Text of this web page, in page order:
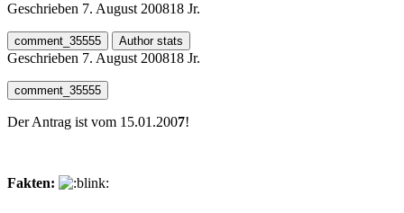
Geschrieben 7. August 200818 Jr.
comment_35555 Author stats
Geschrieben 7. August 200818 Jr.
comment_35555
Der Antrag ist vom 15.01.2007!
Fakten: